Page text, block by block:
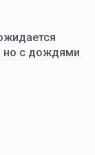
но с дождями